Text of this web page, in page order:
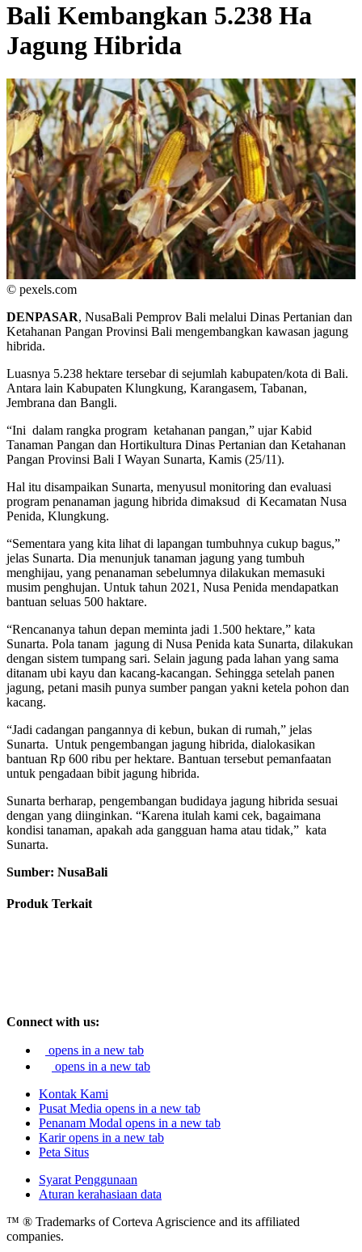
Bali Kembangkan 5.238 Ha
Jagung Hibrida
© pexels.com
DENPASAR, NusaBali Pemprov Bali melalui Dinas Pertanian dan
Ketahanan Pangan Provinsi Bali mengembangkan kawasan jagung
hibrida.
Luasnya 5.238 hektare tersebar di sejumlah kabupaten/kota di Bali.
Antara lain Kabupaten Klungkung, Karangasem, Tabanan,
Jembrana dan Bangli.
“Ini dalam rangka program ketahanan pangan,” ujar Kabid
Tanaman Pangan dan Hortikultura Dinas Pertanian dan Ketahanan
Pangan Provinsi Bali I Wayan Sunarta, Kamis (25/11).
Hal itu disampaikan Sunarta, menyusul monitoring dan evaluasi
program penanaman jagung hibrida dimaksud di Kecamatan Nusa
Penida, Klungkung.
“Sementara yang kita lihat di lapangan tumbuhnya cukup bagus,”
jelas Sunarta. Dia menunjuk tanaman jagung yang tumbuh
menghijau, yang penanaman sebelumnya dilakukan memasuki
musim penghujan. Untuk tahun 2021, Nusa Penida mendapatkan
bantuan seluas 500 haktare.
“Rencananya tahun depan meminta jadi 1.500 hektare,” kata
Sunarta. Pola tanam jagung di Nusa Penida kata Sunarta, dilakukan
dengan sistem tumpang sari. Selain jagung pada lahan yang sama
ditanam ubi kayu dan kacang-kacangan. Sehingga setelah panen
jagung, petani masih punya sumber pangan yakni ketela pohon dan
kacang.
“Jadi cadangan pangannya di kebun, bukan di rumah,” jelas
Sunarta. Untuk pengembangan jagung hibrida, dialokasikan
bantuan Rp 600 ribu per hektare. Bantuan tersebut pemanfaatan
untuk pengadaan bibit jagung hibrida.
Sunarta berharap, pengembangan budidaya jagung hibrida sesuai
dengan yang diinginkan. “Karena itulah kami cek, bagaimana
kondisi tanaman, apakah ada gangguan hama atau tidak,” kata
Sunarta.
Sumber: NusaBali
Produk Terkait
Connect with us:
opens in a new tab
opens in a new tab
Kontak Kami
Pusat Media opens in a new tab
Penanam Modal opens in a new tab
Karir opens in a new tab
Peta Situs
Syarat Penggunaan
Aturan kerahasiaan data
™ ® Trademarks of Corteva Agriscience and its affiliated
companies.